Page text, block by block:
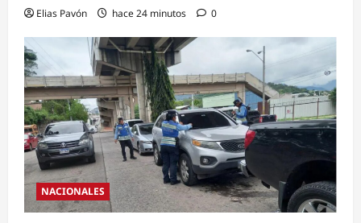
Elias Pavón hace 24 minutos 0
NACIONALES